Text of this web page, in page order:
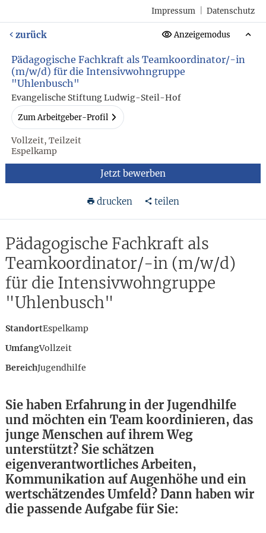
Impressum Datenschutz
zurück Anzeigemodus
Pädagogische Fachkraft als Teamkoordinator/-in
(m/w/d) für die Intensivwohngruppe
"Uhlenbusch"
Evangelische Stiftung Ludwig-Steil-Hof
Zum Arbeitgeber-Profil
Vollzeit, Teilzeit
Espelkamp
Jetzt bewerben
drucken teilen
Pädagogische Fachkraft als
Teamkoordinator/-in (m/w/d)
für die Intensivwohngruppe
"Uhlenbusch"
StandortEspelkamp
UmfangVollzeit
BereichJugendhilfe
Sie haben Erfahrung in der Jugendhilfe
und möchten ein Team koordinieren, das
junge Menschen auf ihrem Weg
unterstützt? Sie schätzen
eigenverantwortliches Arbeiten,
Kommunikation auf Augenhöhe und ein
wertschätzendes Umfeld? Dann haben wir
die passende Aufgabe für Sie:
Karte anzeigen